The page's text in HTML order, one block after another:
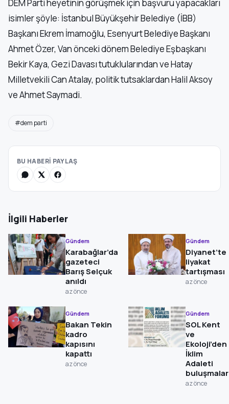
DEM Parti heyetinin görüşmek için başvuru yapacakları
isimler şöyle: İstanbul Büyükşehir Belediye (İBB)
Başkanı Ekrem İmamoğlu, Esenyurt Belediye Başkanı
Ahmet Özer, Van önceki dönem Belediye Eşbaşkanı
Bekir Kaya, Gezi Davası tutuklularından ve Hatay
Milletvekili Can Atalay, politik tutsaklardan Halil Aksoy
ve Ahmet Saymadi.
#dem parti
BU HABERİ PAYLAŞ
İlgili Haberler
Gündem
Karabağlar’da
gazeteci
Barış Selçuk
anıldı
az önce
Gündem
Diyanet’te
liyakat
tartışması
az önce
Gündem
Bakan Tekin
kadro
kapısını
kapattı
az önce
Gündem
SOL Kent
ve
Ekoloji’den
İklim
Adaleti
az önce